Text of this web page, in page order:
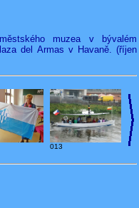
muzea v bývalém
del Armas v Havaně. (říjen
013